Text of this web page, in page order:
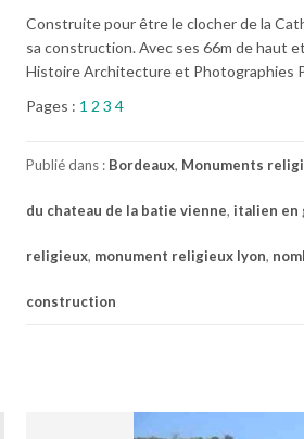
Construite pour être le clocher de la
sa construction. Avec ses 66m de haut
Histoire Architecture et Photographies
Pages : 1 2 3 4
Publié dans : Bordeaux, Monuments
du chateau de la batie vienne, italien en
religieux, monument religieux lyon,
construction